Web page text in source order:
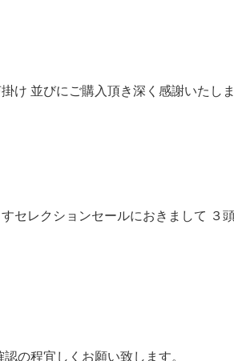
け 並びにご購入頂き深く感謝いたし
セレクションセールにおきまして
の程宜しくお願い致します。